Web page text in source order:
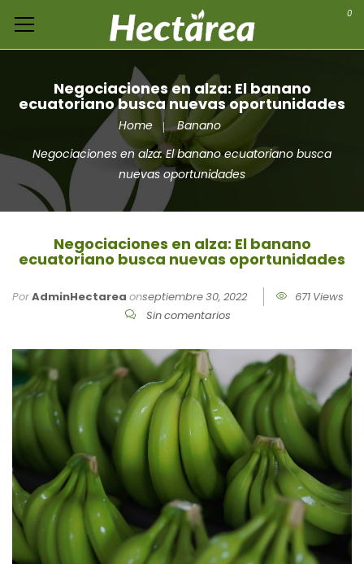
0
Negociaciones en alza: El banano
ecuatoriano busca nuevas oportunidades
Home
Banano
Negociaciones en alza: El banano ecuatoriano busca
nuevas oportunidades
Negociaciones en alza: El banano
ecuatoriano busca nuevas oportunidades
PorAdminHectarea onseptiembre 30, 2022
671 Views
Sin comentarios